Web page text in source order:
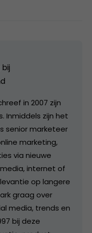
in 2007 zijn
Inmiddels zijn het
senior marketeer
marketing,
via nieuwe
internet of
op langere
graag over
media, trends en
bij deze